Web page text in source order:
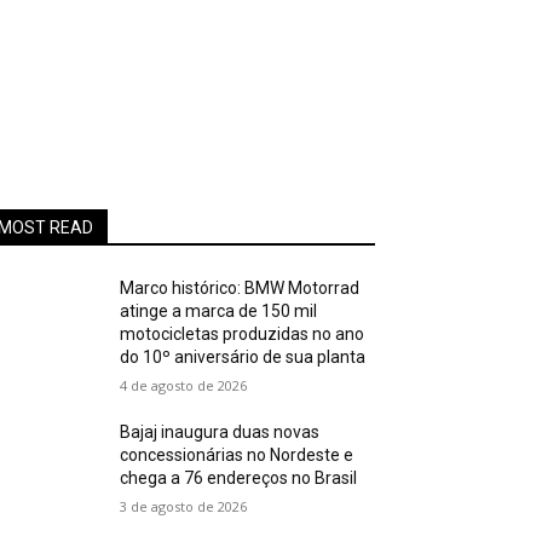
MOST READ
Marco histórico: BMW Motorrad
atinge a marca de 150 mil
motocicletas produzidas no ano
do 10º aniversário de sua planta
4 de agosto de 2026
Bajaj inaugura duas novas
concessionárias no Nordeste e
chega a 76 endereços no Brasil
3 de agosto de 2026